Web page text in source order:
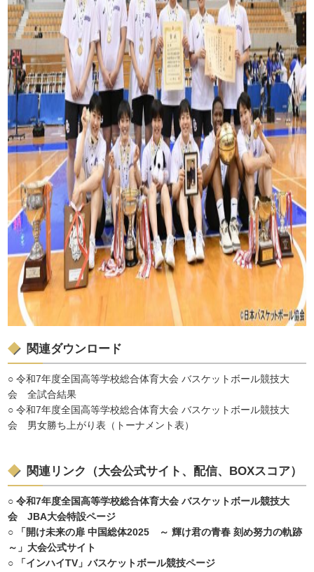
関連ダウンロード
○令和7年度全国高等学校総合体育大会 バスケットボール競技大
会 全試合結果
○令和7年度全国高等学校総合体育大会 バスケットボール競技大
会 男女勝ち上がり表（トーナメント表）
関連リンク（大会公式サイト、配信、BOXスコア）
○令和7年度全国高等学校総合体育大会 バスケットボール競技大
会 JBA大会特設ページ
○
「開け未来の扉 中国総体2025 ～ 輝け君の青春 刻め努力の軌跡
～」大会公式サイト
○
「インハイTV」バスケットボール競技ページ